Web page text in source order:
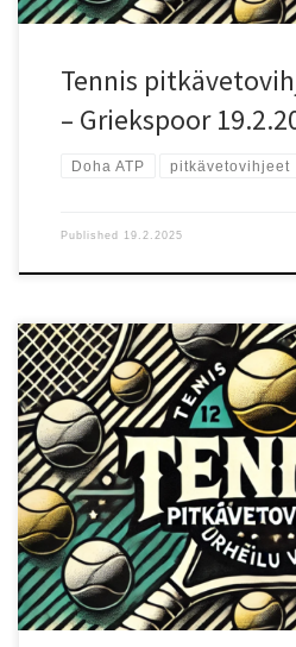
loukkaantumishistoria, mikä
Tennis
– Griekspoor
Doha ATP pitkävetovihjeet
Published 19.2.2025
Ottelun lähtökohdat Doha ATP -
kohtaavat Carlos Alcaraz (ranking 3)
Pelaajat eivät ole aiemmin
otteluun ylivoimaisena
monipuolisemman pelinsä ansiosta.
Alcarazin aggressiiviseen pelityyliin,
haastamaan, jos hän saa syöttönsä
uusi vedonlyöntisivu!: Testaa uutta
Pelaajien vire ja tilastot Alcaraz on
pelaajista, ja hänen pelinsä perustuu
peruslyönteihin, loistavaan
ratkaisuvalintoihin. Hän pystyy